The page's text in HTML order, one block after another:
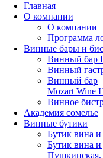
Главная
О компании
О компании
Программа
Винные бары и
Винный бар
Винный
Винный бар
Mozart Wine
Винное
Академия сомелье
Винные бутики
Бутик вина и
Бутик вина и
Пушкинская,